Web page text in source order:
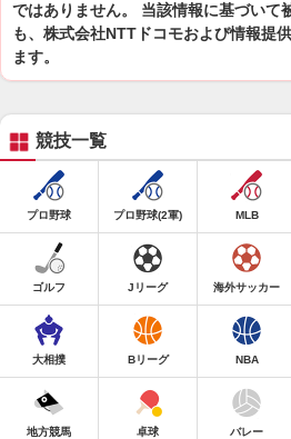
ではありません。 当該情報に基づいて
も、株式会社NTTドコモおよび情報提
ます。
競技一覧
プロ野球 プロ野球(2軍) MLB
ゴルフ Jリーグ 海外サッカー
大相撲 Bリーグ NBA
地方競馬 卓球 バレー